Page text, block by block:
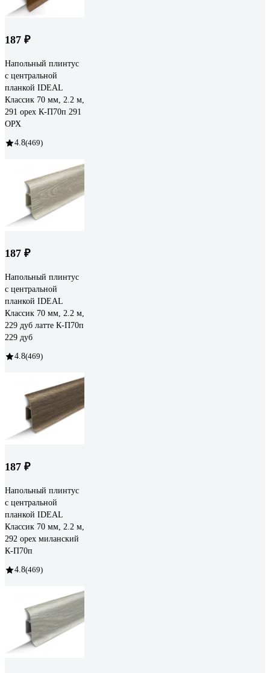
187 ₽
Напольный плинтус
с центральной
планкой IDEAL
Классик 70 мм, 2.2 м,
291 орех К-П70п 291
ОРХ
4.8(469)
187 ₽
Напольный плинтус
с центральной
планкой IDEAL
Классик 70 мм, 2.2 м,
229 дуб латте К-П70п
229 дуб
4.8(469)
187 ₽
Напольный плинтус
с центральной
планкой IDEAL
Классик 70 мм, 2.2 м,
292 орех миланский
К-П70п
4.8(469)